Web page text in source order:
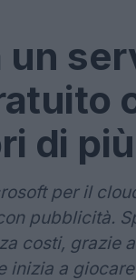
di
per il
pubblicità.
costi, grazie
inizia a